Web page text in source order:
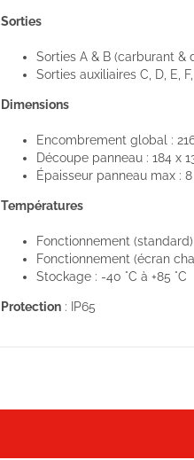
Sorties
Sorties A & B (carburant &
Sorties auxiliaires C, D, E,
Dimensions
Encombrement global :
Découpe panneau : 184 x
Épaisseur panneau max :
Températures
Fonctionnement (standard)
Fonctionnement (écran
Stockage : -40 °C à +85 °C
Protection: IP65